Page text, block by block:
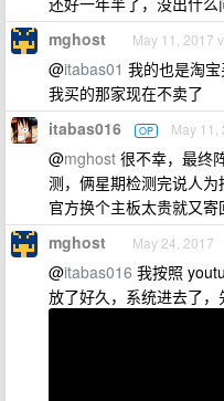
mghost May 11, 2017
@itabas01 我的也是淘
我买的那家现在不卖了
itabas016 OP May 11,
@mghost 很不幸，最终
测，俩星期检测完说人为
官方换个主板太贵就又寄
mghost May 24, 2017
@itabas016 我按照
放了好久，系统进去了